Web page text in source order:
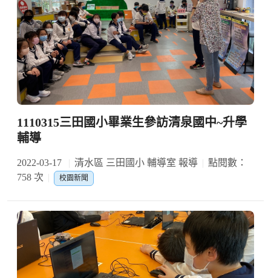
1110315三田國小畢業生參訪清泉國中~升學
輔導
2022-03-17 清水區 三田國小 輔導室 報導
點閱數：
758 次
校園新聞